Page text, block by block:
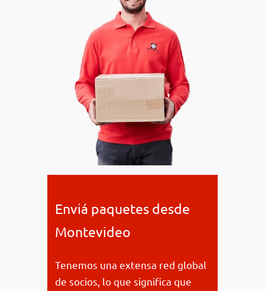
Enviá paquetes desde
Montevideo
Tenemos una extensa red global
de socios, lo que significa que